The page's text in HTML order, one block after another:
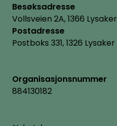
Besøksadresse
Vollsveien 2A, 1366 Lysaker
Postadresse
Postboks 331, 1326 Lysaker
Organisasjonsnummer
884130182